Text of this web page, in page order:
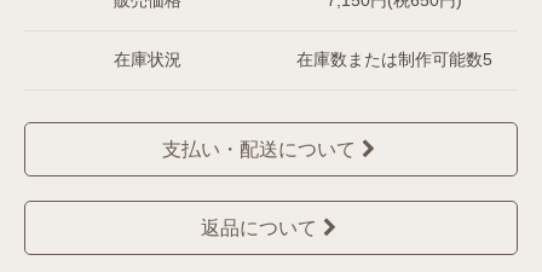
在庫状況 在庫数または制作可能数5
支払い・配送について
返品について